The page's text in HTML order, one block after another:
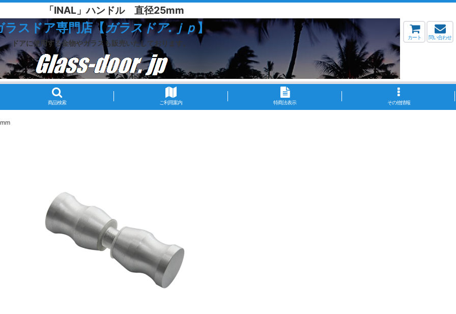
「INAL」ハンドル 直径25mm
ラスドア専門店【ガラスドア.ｊｐ】
ドアに使用する金物やガラスも販売いたしております。
カート 問い合わせ
商品検索 ご利用案内 特商法表示 その他情報